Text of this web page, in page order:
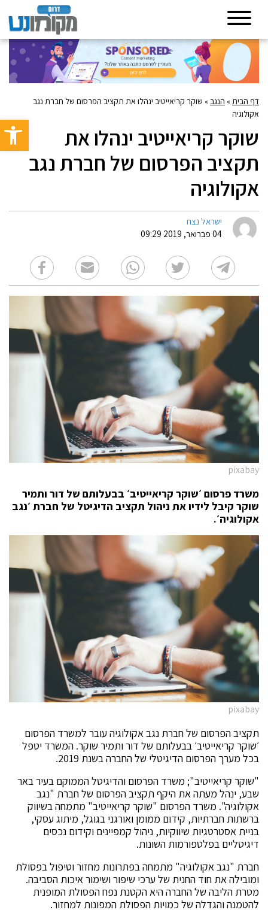
פתח
דף הבית» הנגב» שוקר קריאייטיב ינהלו את תקציב הפרסום של חברת נגב
אקולוגיה
שוקר קריאייטיב ינהלו את
תקציב הפרסום של חברת נגב
אקולוגיה
ישראל נצח
04 פברואר, 2019 09:29
pixabay
משרד פרסום ׳שוקר קריאייטיב׳ בבעלותם של דור ותמיר
שוקר קיבל לידיו את ניהול תקציב הדיגיטל של חברת ׳נגב
אקולוגיה׳.
pixabay
תקציב הפרסום של חברת נגב אקולוגיה עובר למשרד הפרסום
׳שוקר קריאייטיב׳ בבעלותם של דור ותמיר שוקר. המשרד יטפל
בכל מערך הפרסום הדיגיטלי של החברה בשנת 2019.
"שוקר קריאייטיב"; משרד הפרסום והדיגיטל הממוקם בעיר באר
שבע, ינהל מעתה את היקף תקציב הפרסום של חברת "נגב
אקולוגיה". משרד הפרסום "שוקר קריאייטיב" מתמחה בשיווק
ברשתות חברתיות, קידום ממומן ואורגני בגוגל, מיתוג עסקי,
בניית אסטרטגיות שיווקיות, ניהול קמפיינים וקידום נכסים
דיגיטליים בפלטפורמות השונות.
חברת "נגב אקולוגיה" מתמחה בפתרונות מחזור וטיפול בפסולת
ומובילה את חוד החנית של ערכי שיפור ושימור איכות הסביבה.
מטרת הליבה של החברה היא הקטנת נפח הפסולת המופנית
להטמנה והגדלה של כמויות הפסולת המפונות למחזור.